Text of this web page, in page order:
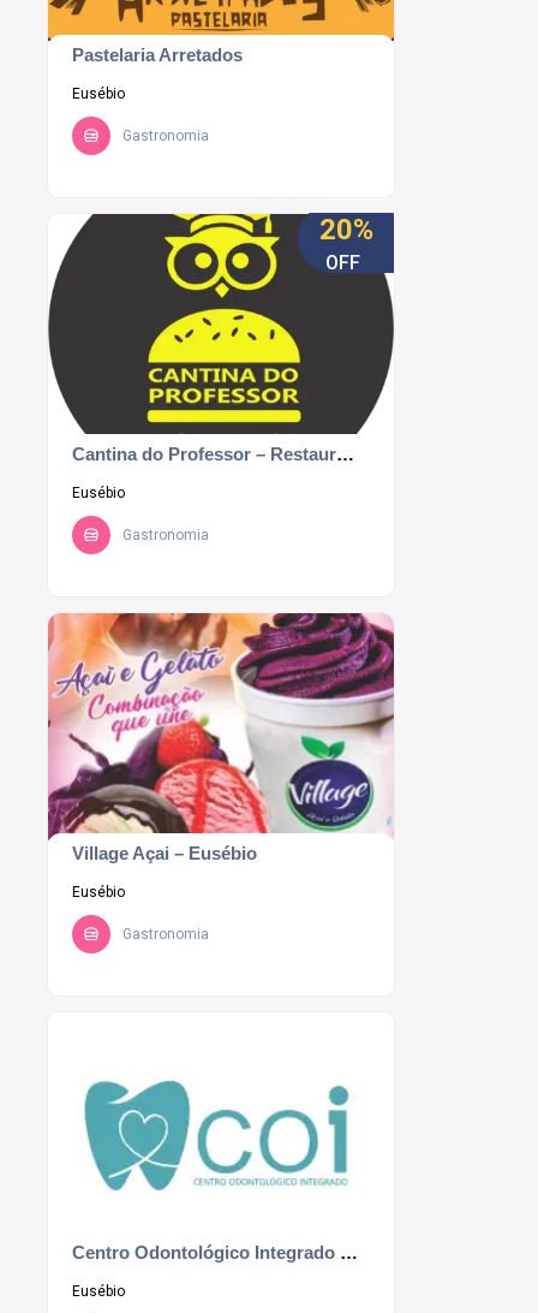
Pastelaria Arretados
Eusébio
Gastronomia
OFF
20%
Cantina do Professor – Restaurante.
Eusébio
Gastronomia
Village Açai – Eusébio
Eusébio
Gastronomia
Centro Odontológico Integrado – Eusébio
Eusébio